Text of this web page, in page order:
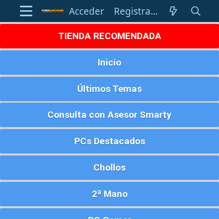
Acceder Registrarse
TIENDA RECOMENDADA
Inicio
Últimos Temas
Consulta con Asesor Smarty
PCs Destacados
Chollos
2ª Mano